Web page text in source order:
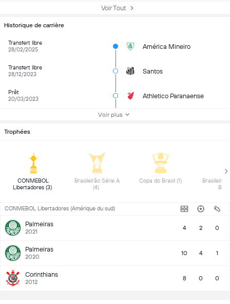
Voir Tout
Historique de carrière
Transfert libre
28/02/2025
América Mineiro
Transfert libre
28/12/2023
Santos
Prêt
20/03/2023
Athletico Paranaense
Voir plus
Trophées
CONMEBOL
Brasileirão Série A
Brasileirão
CONMEBOL Libertadores (Amérique du sud)
Palmeiras
2021 4 2 0
Palmeiras
2020 10 4 1
Corinthians
2012 8 0 0